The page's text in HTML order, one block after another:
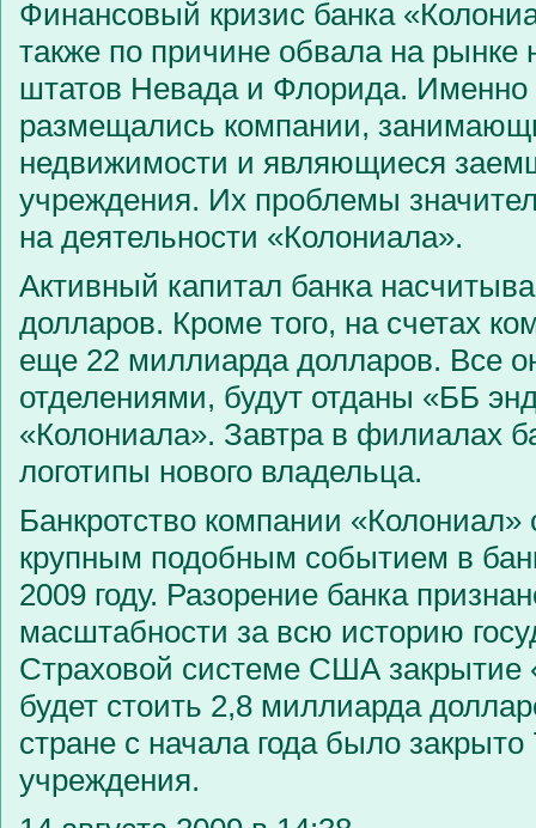
Финансовый кризис банка
также по причине обвала на рынке
штатов Невада и Флорида. Именно
размещались компании,
недвижимости и являющиеся
учреждения. Их проблемы
на деятельности «Колониала».
Активный капитал банка
долларов. Кроме того, на счетах
еще 22 миллиарда долларов. Все
отделениями, будут отданы «ББ
«Колониала». Завтра в филиалах
логотипы нового владельца.
Банкротство компании
крупным подобным событием в
2009 году. Разорение банка
масштабности за всю историю
Страховой системе США закрытие
будет стоить 2,8 миллиарда
стране с начала года было
учреждения.